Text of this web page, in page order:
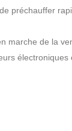
préchauffer
marche de la